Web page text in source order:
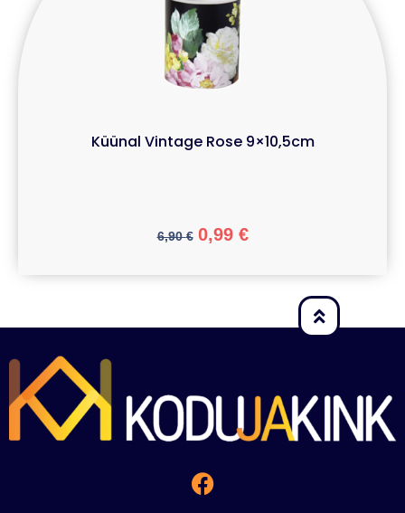
Küünal Vintage Rose 9×10,5cm
6,90€ 0,99 €